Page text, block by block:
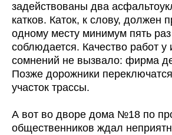
задействованы два
катков. Каток, к слову, должен
одному месту минимум пять
соблюдается. Качество работ у
сомнений не вызвало: фирма
Позже дорожники
участок трассы.
А вот во дворе дома №18 по
общественников ждал